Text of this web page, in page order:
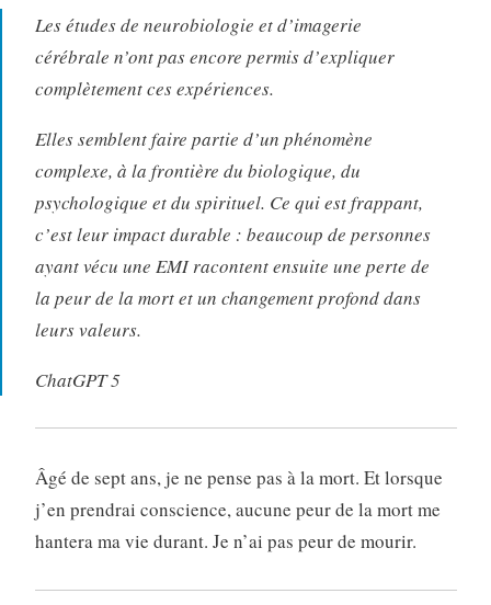
Les études de neurobiologie et d’imagerie
cérébrale n’ont pas encore permis d’expliquer
complètement ces expériences.
Elles semblent faire partie d’un phénomène
complexe, à la frontière du biologique, du
psychologique et du spirituel. Ce qui est frappant,
c’est leur impact durable : beaucoup de personnes
ayant vécu une EMI racontent ensuite une perte de
la peur de la mort et un changement profond dans
leurs valeurs.
ChatGPT 5
Âgé de sept ans, je ne pense pas à la mort. Et lorsque
j’en prendrai conscience, aucune peur de la mort me
hantera ma vie durant. Je n’ai pas peur de mourir.